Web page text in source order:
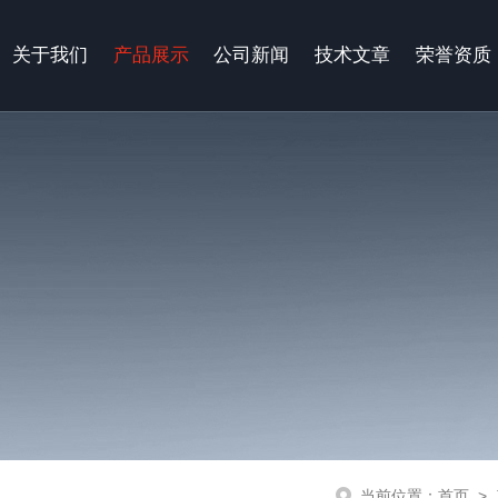
关于我们 产品展示 公司新闻 技术文章 荣誉资质